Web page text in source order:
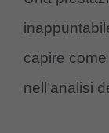
capire
nell’analisi